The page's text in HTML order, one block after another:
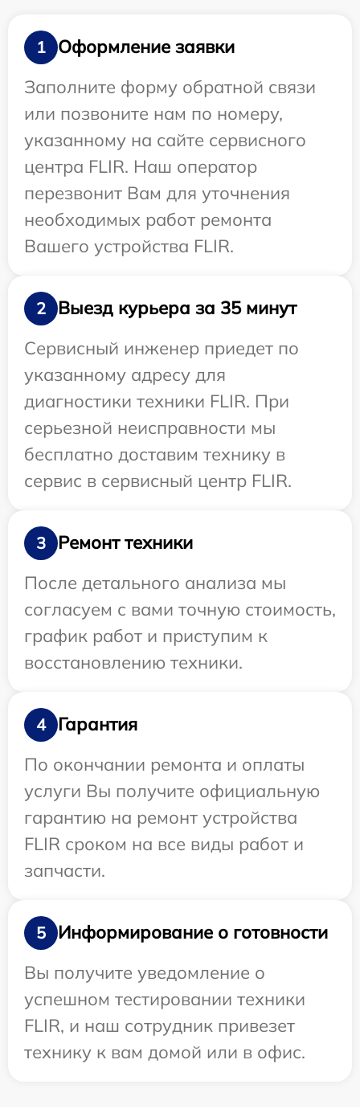
1
Оформление заявки
Заполните форму обратной связи
или позвоните нам по номеру,
указанному на сайте сервисного
центра FLIR. Наш оператор
перезвонит Вам для уточнения
необходимых работ ремонта
Вашего устройства FLIR.
2
Выезд курьера за 35 минут
Сервисный инженер приедет по
указанному адресу для
диагностики техники FLIR. При
серьезной неисправности мы
бесплатно доставим технику в
сервис в сервисный центр FLIR.
3
Ремонт техники
После детального анализа мы
согласуем с вами точную стоимость,
график работ и приступим к
восстановлению техники.
4
Гарантия
По окончании ремонта и оплаты
услуги Вы получите официальную
гарантию на ремонт устройства
FLIR сроком на все виды работ и
запчасти.
5
Информирование о готовности
Вы получите уведомление о
успешном тестировании техники
FLIR, и наш сотрудник привезет
технику к вам домой или в офис.